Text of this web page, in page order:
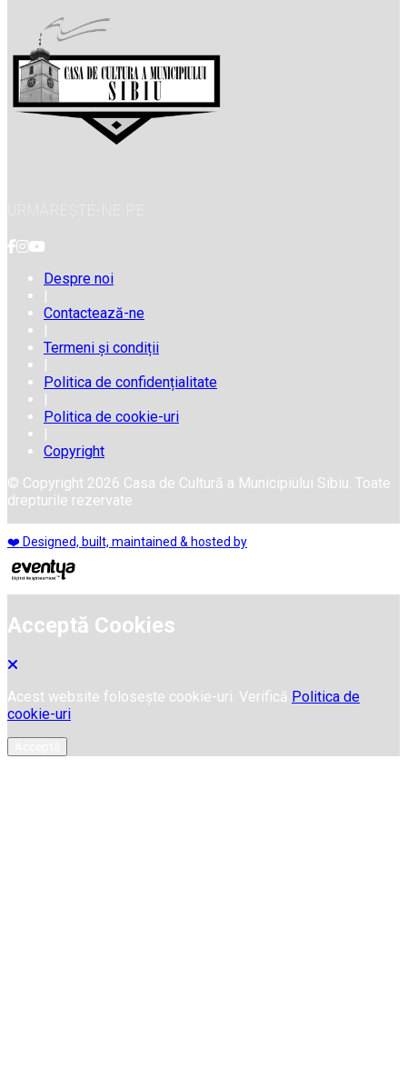
URMĂREȘTE-NE PE
Despre noi
|
Contactează-ne
|
Termeni și condiții
|
Politica de confidențialitate
|
Politica de cookie-uri
|
Copyright
© Copyright 2026 Casa de Cultură a Municipiului Sibiu. Toate
drepturile rezervate
❤️ Designed, built, maintained & hosted by
Acceptă Cookies
Acest website folosește cookie-uri. Verifică Politica de
cookie-uri